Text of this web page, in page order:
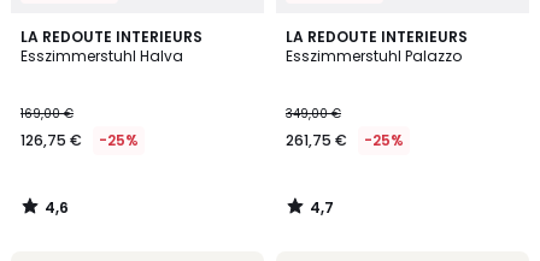
LA REDOUTE INTERIEURS
Esszimmerstuhl Halva
169,00 €
126,75 € -25%
4,6
/ 5
4,6
/
LA REDOUTE INTERIEURS
Esszimmerstuhl Palazzo
349,00 €
261,75 € -25%
4,7
/ 5
4,7
/